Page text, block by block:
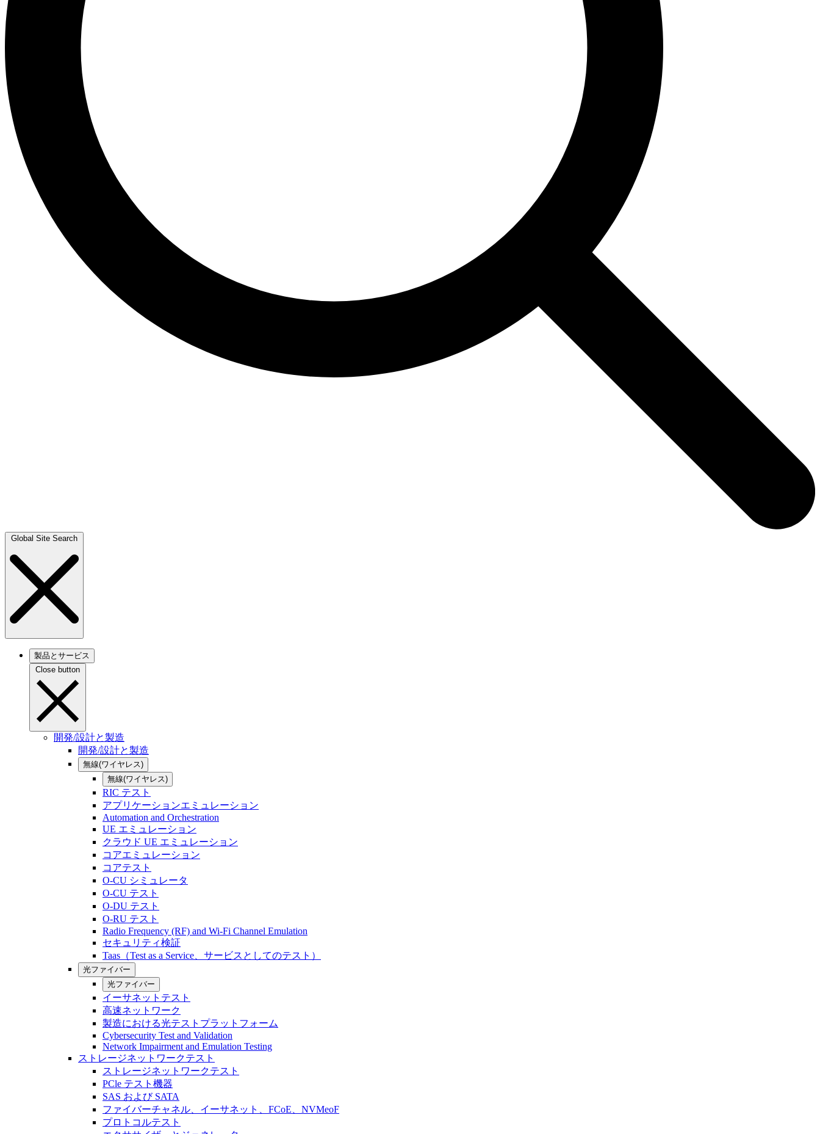
Global Site Search
製品とサービス
Close button
開発/設計と製造
開発/設計と製造
無線(ワイヤレス)
無線(ワイヤレス)
RIC テスト
アプリケーションエミュレーション
Automation and Orchestration
UE エミュレーション
クラウド UE エミュレーション
コアエミュレーション
コアテスト
O-CU シミュレータ
O-CU テスト
O-DU テスト
O-RU テスト
Radio Frequency (RF) and Wi-Fi Channel Emulation
セキュリティ検証
Taas（Test as a Service、サービスとしてのテスト）
光ファイバー
光ファイバー
イーサネットテスト
高速ネットワーク
製造における光テストプラットフォーム
Cybersecurity Test and Validation
Network Impairment and Emulation Testing
ストレージネットワークテスト
ストレージネットワークテスト
PCle テスト機器
SAS および SATA
ファイバーチャネル、イーサネット、FCoE、NVMeoF
プロトコルテスト